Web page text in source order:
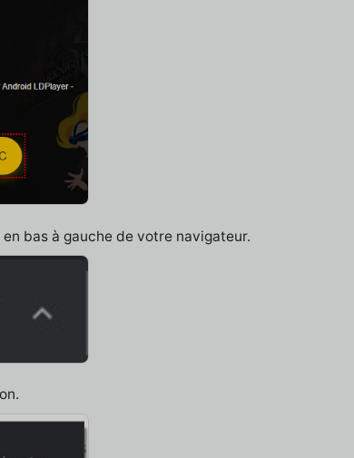
bas à gauche de votre navigateur.